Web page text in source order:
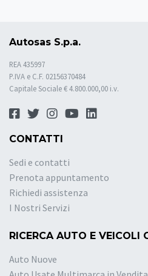
Autosas S.p.a.
REA 435997
P.IVA e C.F. 02156370484
Capitale Sociale € 4.800.000,00 i.v.
CONTATTI
Sedi e contatti
Prenota appuntamento
Richiedi assistenza
I Nostri Servizi
RICERCA AUTO E VEICOLI
Auto Nuove